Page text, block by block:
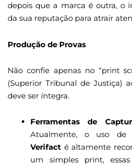
depois que a marca é outra, o
da sua reputação para atrair
Produção de Provas
Não confie apenas no “print
(Superior Tribunal de Justiça)
deve ser íntegra.
Ferramentas de
Atualmente, o uso de
Verifact é altamente
um simples print,